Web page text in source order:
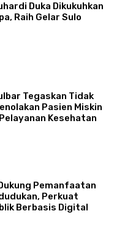
Duka Dikukuhkan
Raih Gelar Sulo
Tegaskan Tidak
Pasien Miskin
Kesehatan
Pemanfaatan
Perkuat
Berbasis Digital